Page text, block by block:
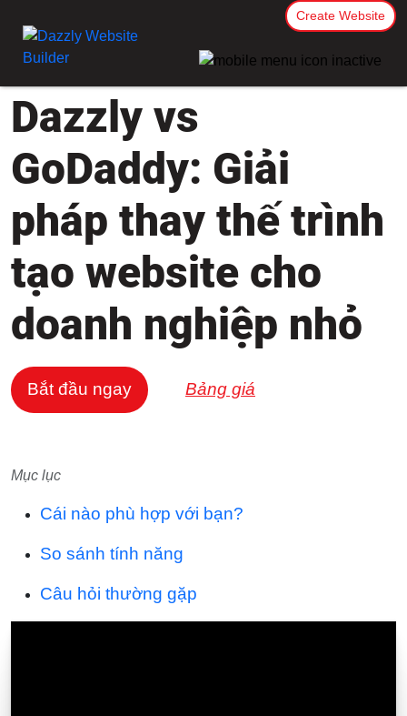
Create Website
Dazzly vs
GoDaddy: Giải
pháp thay thế trình
tạo website cho
doanh nghiệp nhỏ
Bắt đầu ngay Bảng giá
Mục lục
Cái nào phù hợp với bạn?
So sánh tính năng
Câu hỏi thường gặp